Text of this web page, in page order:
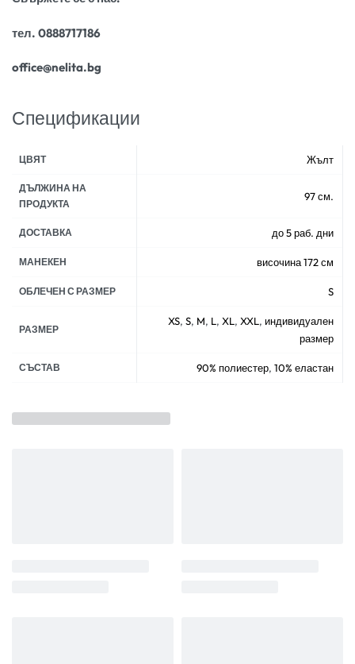
тел. 0888717186
office@nelita.bg
Спецификации
ЦВЯТ Жълт
ДЪЛЖИНА НА
ПРОДУКТА
97 см.
ДОСТАВКА до 5 раб. дни
МАНЕКЕН височина 172 см
ОБЛЕЧЕН С РАЗМЕР S
РАЗМЕР
XS, S, M, L, XL, XXL, индивидуален
размер
СЪСТАВ 90% полиестер, 10% еластан